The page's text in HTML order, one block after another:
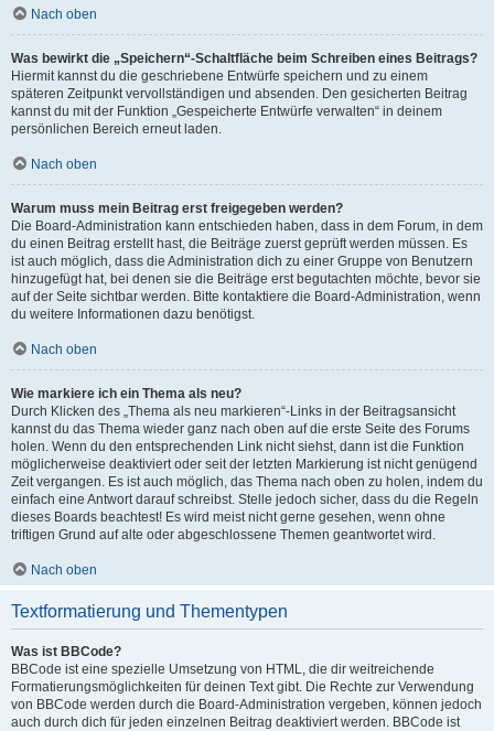
Nach oben
Was bewirkt die „Speichern“-Schaltfläche beim Schreiben eines Beitrags?
Hiermit kannst du die geschriebene Entwürfe speichern und zu einem
späteren Zeitpunkt vervollständigen und absenden. Den gesicherten Beitrag
kannst du mit der Funktion „Gespeicherte Entwürfe verwalten“ in deinem
persönlichen Bereich erneut laden.
Nach oben
Warum muss mein Beitrag erst freigegeben werden?
Die Board-Administration kann entschieden haben, dass in dem Forum, in dem
du einen Beitrag erstellt hast, die Beiträge zuerst geprüft werden müssen. Es
ist auch möglich, dass die Administration dich zu einer Gruppe von Benutzern
hinzugefügt hat, bei denen sie die Beiträge erst begutachten möchte, bevor sie
auf der Seite sichtbar werden. Bitte kontaktiere die Board-Administration, wenn
du weitere Informationen dazu benötigst.
Nach oben
Wie markiere ich ein Thema als neu?
Durch Klicken des „Thema als neu markieren“-Links in der Beitragsansicht
kannst du das Thema wieder ganz nach oben auf die erste Seite des Forums
holen. Wenn du den entsprechenden Link nicht siehst, dann ist die Funktion
möglicherweise deaktiviert oder seit der letzten Markierung ist nicht genügend
Zeit vergangen. Es ist auch möglich, das Thema nach oben zu holen, indem du
einfach eine Antwort darauf schreibst. Stelle jedoch sicher, dass du die Regeln
dieses Boards beachtest! Es wird meist nicht gerne gesehen, wenn ohne
triftigen Grund auf alte oder abgeschlossene Themen geantwortet wird.
Nach oben
Textformatierung und Thementypen
Was ist BBCode?
BBCode ist eine spezielle Umsetzung von HTML, die dir weitreichende
Formatierungsmöglichkeiten für deinen Text gibt. Die Rechte zur Verwendung
von BBCode werden durch die Board-Administration vergeben, können jedoch
auch durch dich für jeden einzelnen Beitrag deaktiviert werden. BBCode ist